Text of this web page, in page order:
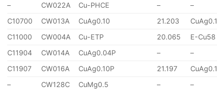
–
CW022A Cu-PHCE –
–
C10700
CW013A CuAg0.10 21.203
C11000
CW004A Cu-ETP 20.065
E-Cu58
C11904
CW014A CuAg0.04P –
–
C11907
CW016A CuAg0.10P 21.197
–
CW128C CuMg0.5 –
–